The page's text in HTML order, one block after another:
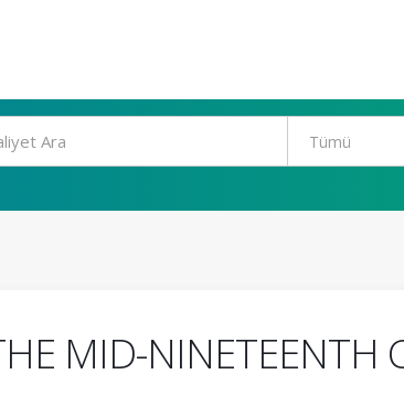
MID-NINETEENTH